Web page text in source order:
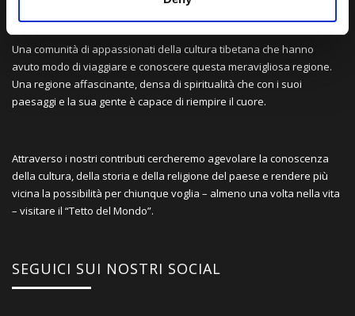
Una comunità di appassionati della cultura tibetana che hanno
avuto modo di viaggiare e conoscere questa meravigliosa regione.
Una regione affascinante, densa di spiritualità che con i suoi
paesaggi e la sua gente è capace di riempire il cuore.
Attraverso i nostri contributi cercheremo agevolare la conoscenza
della cultura, della storia e della religione del paese e rendere più
vicina la possibilità per chiunque voglia – almeno una volta nella vita
– visitare il “Tetto del Mondo”.
SEGUICI SUI NOSTRI SOCIAL